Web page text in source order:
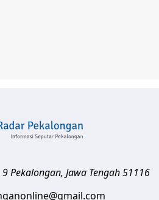
9Pekalongan, Jawa Tengah51116